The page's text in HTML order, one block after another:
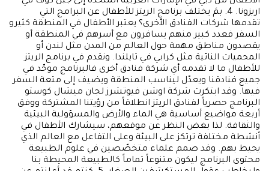
اريزونا. 4. بمَ يختلف برنامج الريتز للأطفال عن البرامج التي
تقدمها شركات الفنادق الأخرى؟ يعتبر الأطفال في المنطقة كثيرو
السفر فعدد كبير منهم يسافرون مع أسرهم في المنطقة أو
يقصدون مناطق مهمة حول العالم من المدن مثل لندن أو
المحميات النائية مثل كرابي في تايلندا. ونقدم في برنامج الريتز
للأطفال ما لا تقدمه أي شركة فنادق أخرى فالبرنامج موحّد في
جميع فنادقنا ويعدّل ليناسب المنطقة ويضيف إلى متعة السفر
فيها. وقد ابتكرت شركة اوشن فيوتشرز لجان ميشال كوستو
البرنامج حصرياً لفنادق الريتز انطلاقاً من رؤيتنا المشتركة ووفق
أربعة مواضيع أساسية هي الماء والأرض والمسؤولية البيئية
والثقافة. لذا بغض النظر عن موقعهم، سيشارك الأطفال في
أنشطة مختلفة ترتكز على البيئة وعلى التفاعل مع العالم الذي
يحيط بهم. وقد صمم علماء متخصّصين في علوم الطبيعة
محتوى البرنامج ليكون متنوعاً تماماً كالطبيعة المحيطة بنا